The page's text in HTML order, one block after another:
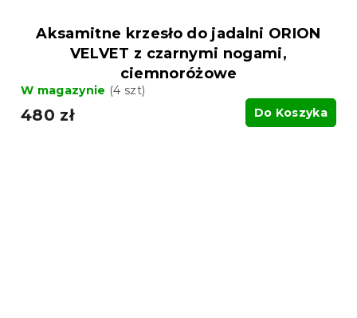
Aksamitne krzesło do jadalni ORION
VELVET z czarnymi nogami,
ciemnoróżowe
W magazynie (4 szt)
480 zł Do Koszyka